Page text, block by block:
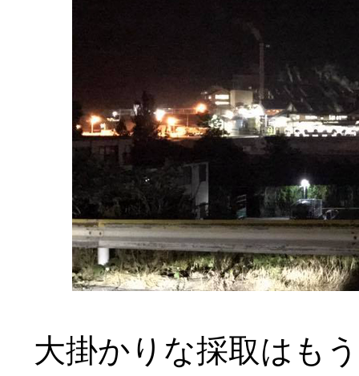
大掛かりな採取はも